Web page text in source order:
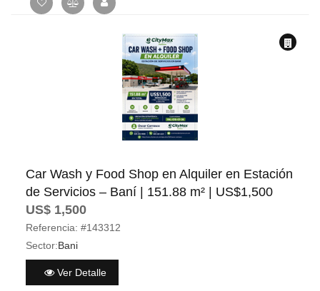
Car Wash y Food Shop en Alquiler en Estación
de Servicios – Baní | 151.88 m² | US$1,500
US$ 1,500
Referencia: #143312
Sector:Bani
Ver Detalle